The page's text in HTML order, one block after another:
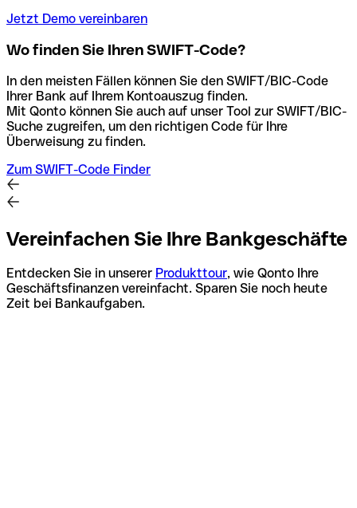
Jetzt Demo vereinbaren
Wo finden Sie Ihren SWIFT-Code?
In den meisten Fällen können Sie den SWIFT/BIC-Code
Ihrer Bank auf Ihrem Kontoauszug finden.
Mit Qonto können Sie auch auf unser Tool zur SWIFT/BIC-
Suche zugreifen, um den richtigen Code für Ihre
Überweisung zu finden.
Zum SWIFT-Code Finder
Vereinfachen Sie Ihre Bankgeschäfte
Entdecken Sie in unserer Produkttour, wie Qonto Ihre
Geschäftsfinanzen vereinfacht. Sparen Sie noch heute
Zeit bei Bankaufgaben.